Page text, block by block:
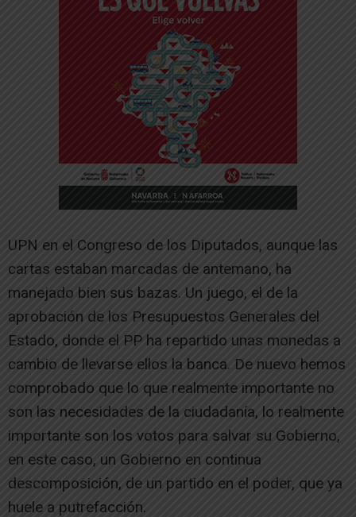
UPN en el Congreso de los Diputados, aunque las
cartas estaban marcadas de antemano, ha
manejado bien sus bazas. Un juego, el de la
aprobación de los Presupuestos Generales del
Estado, donde el PP ha repartido unas monedas a
cambio de llevarse ellos la banca. De nuevo hemos
comprobado que lo que realmente importante no
son las necesidades de la ciudadanía, lo realmente
importante son los votos para salvar su Gobierno,
en este caso, un Gobierno en continua
descomposición, de un partido en el poder, que ya
huele a putrefacción.